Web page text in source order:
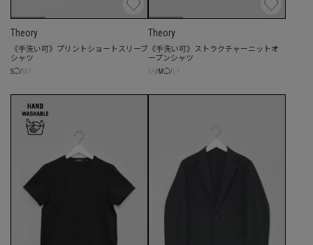
Theory
《手洗い可》プリントショートスリーブ
シャツ
S◯/
Theory
《手洗い可》ストラクチャーニットオ
ープンシャツ
/ M ◯/